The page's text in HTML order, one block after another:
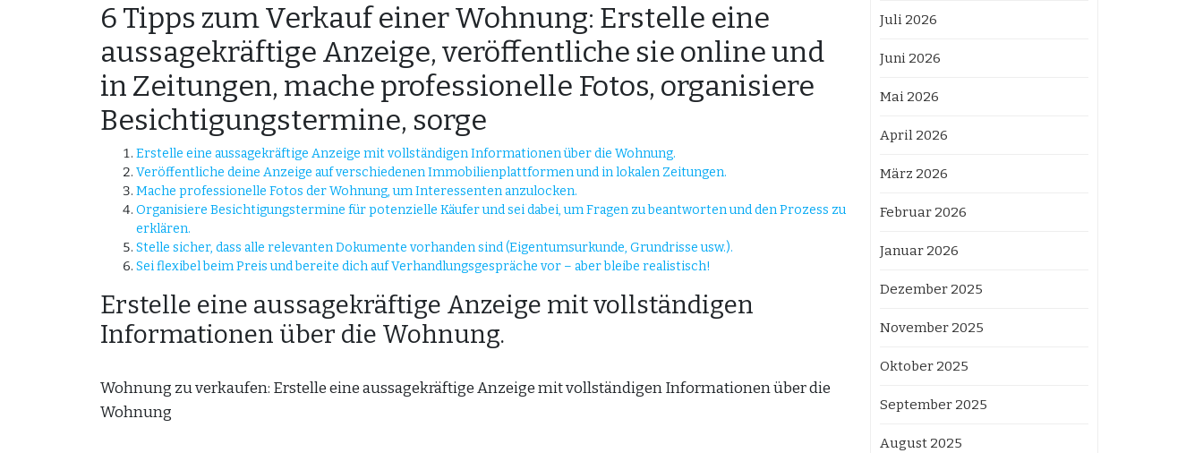
6 Tipps zum Verkauf einer Wohnung: Erstelle eine
aussagekräftige Anzeige, veröffentliche sie online und
in Zeitungen, mache professionelle Fotos, organisiere
Besichtigungstermine, sorge
Erstelle eine aussagekräftige Anzeige mit vollständigen Informationen über die Wohnung.
Veröffentliche deine Anzeige auf verschiedenen Immobilienplattformen und in lokalen Zeitungen.
Mache professionelle Fotos der Wohnung, um Interessenten anzulocken.
Organisiere Besichtigungstermine für potenzielle Käufer und sei dabei, um Fragen zu beantworten und den Prozess zu
erklären.
Stelle sicher, dass alle relevanten Dokumente vorhanden sind (Eigentumsurkunde, Grundrisse usw.).
Sei flexibel beim Preis und bereite dich auf Verhandlungsgespräche vor – aber bleibe realistisch!
Erstelle eine aussagekräftige Anzeige mit vollständigen
Informationen über die Wohnung.
Wohnung zu verkaufen: Erstelle eine aussagekräftige Anzeige mit vollständigen Informationen über die
Wohnung
Juli 2026
Juni 2026
Mai 2026
April 2026
März 2026
Februar 2026
Januar 2026
Dezember 2025
November 2025
Oktober 2025
September 2025
August 2025